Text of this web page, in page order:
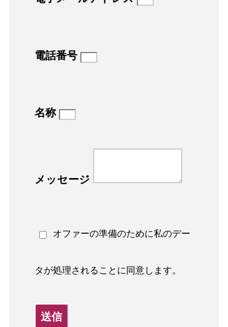
電話番号
名称
メッセージ
オファーの準備のために私のデー
タが処理されることに同意します。
送信